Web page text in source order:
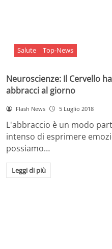
Salute Top-News
Neuroscienze: Il Cervello
abbracci al giorno
Flash News 5 Luglio 2018
L'abbraccio è un modo
intenso di esprimere
possiamo…
Leggi di più